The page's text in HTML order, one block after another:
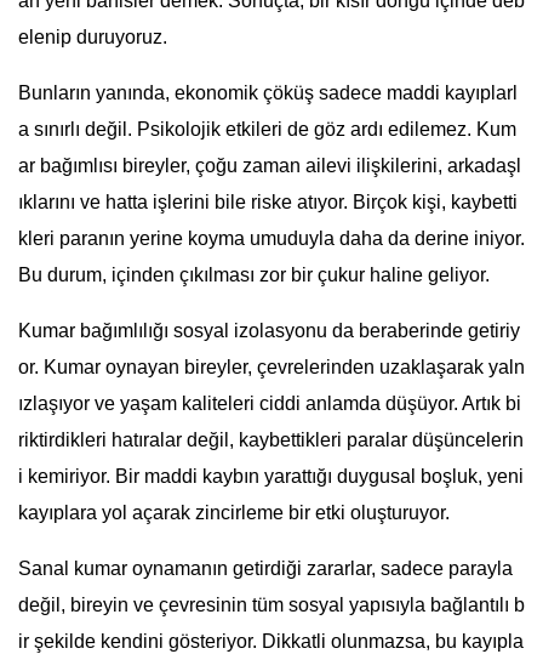
elenip duruyoruz.
Bunların yanında, ekonomik çöküş sadece maddi kayıplarl
a sınırlı değil. Psikolojik etkileri de göz ardı edilemez. Kum
ar bağımlısı bireyler, çoğu zaman ailevi ilişkilerini, arkadaşl
ıklarını ve hatta işlerini bile riske atıyor. Birçok kişi, kaybetti
kleri paranın yerine koyma umuduyla daha da derine iniyor.
Bu durum, içinden çıkılması zor bir çukur haline geliyor.
Kumar bağımlılığı sosyal izolasyonu da beraberinde getiriy
or. Kumar oynayan bireyler, çevrelerinden uzaklaşarak yaln
ızlaşıyor ve yaşam kaliteleri ciddi anlamda düşüyor. Artık bi
riktirdikleri hatıralar değil, kaybettikleri paralar düşüncelerin
i kemiriyor. Bir maddi kaybın yarattığı duygusal boşluk, yeni
kayıplara yol açarak zincirleme bir etki oluşturuyor.
Sanal kumar oynamanın getirdiği zararlar, sadece parayla
değil, bireyin ve çevresinin tüm sosyal yapısıyla bağlantılı b
ir şekilde kendini gösteriyor. Dikkatli olunmazsa, bu kayıpla